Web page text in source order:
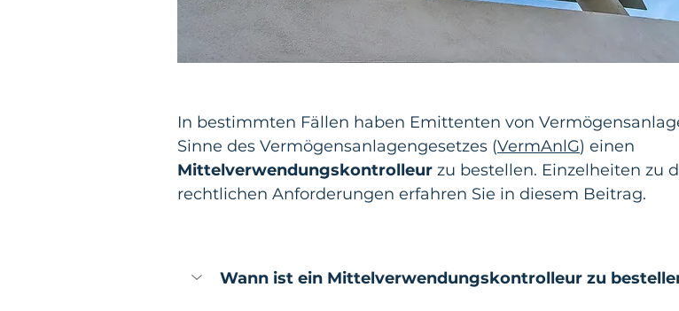
In bestimmten Fällen haben Emittenten von
Sinne des Vermögensanlagengesetzes (VermAnlG) einen
Mittelverwendungskontrolleur zu bestellen. Einzelheiten zu
rechtlichen Anforderungen erfahren Sie in diesem Beitrag.
Wann ist ein Mittelverwendungskontrolleur zu